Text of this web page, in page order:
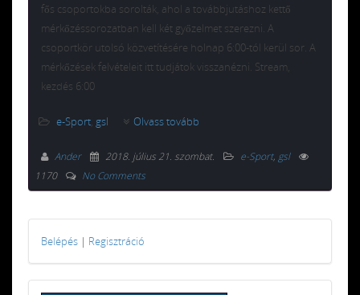
fős csoportokba sorolták, ahol a továbbjutáshoz kettő
mérkőzéssorozatban kell két győzelmet szerezni. A
csoportkör utolsó közvetítésére holnap 6:00-tól kerül sor. A
mérkőzések felvételeit itt tudjátok visszanézni. Stream,
kezdés 6:00
e-Sport, gsl Olvass tovább
Ander 2018. július 21. szombat. e-Sport, gsl
1170
No Comments
Belépés | Regisztráció